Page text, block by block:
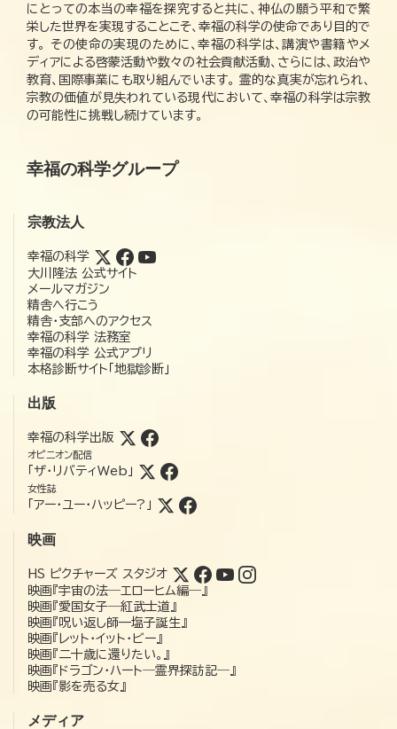
にとっての本当の幸福を探究すると共に、神仏の願う平和で繁
栄した世界を実現することこそ、幸福の科学の使命であり目的で
す。 その使命の実現のために、幸福の科学は、講演や書籍やメ
ディアによる啓蒙活動や数々の社会貢献活動、さらには、政治や
教育、国際事業にも取り組んでいます。 霊的な真実が忘れられ、
宗教の価値が見失われている現代において、幸福の科学は宗教
の可能性に挑戦し続けています。
幸福の科学グループ
宗教法人
幸福の科学
大川隆法 公式サイト
メールマガジン
精舎へ行こう
精舎・支部へのアクセス
幸福の科学 法務室
幸福の科学 公式アプリ
本格診断サイト「地獄診断」
出版
幸福の科学出版
オピニオン配信
「ザ・リバティWeb」
女性誌
「アー・ユー・ハッピー?」
映画
HS ピクチャーズ スタジオ
映画『宇宙の法―エローヒム編―』
映画『愛国女子―紅武士道』
映画『呪い返し師—塩子誕生』
映画『レット・イット・ビー』
映画『二十歳に還りたい。』
映画『ドラゴン・ハート―霊界探訪記―』
映画『影を売る女』
メディア